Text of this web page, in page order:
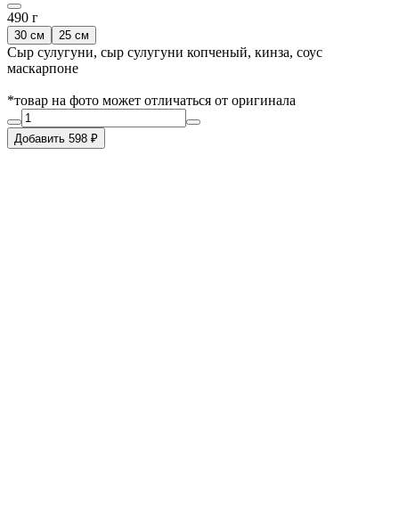
490 г
30 см 25 см
Сыр сулугуни, сыр сулугуни копченый, кинза, соус
маскарпоне
*товар на фото может отличаться от оригинала
Добавить 598 ₽